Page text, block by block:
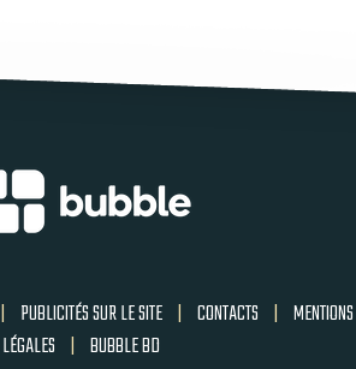
| PUBLICITÉS SUR LE SITE | CONTACTS | MENTIONS
LÉGALES | BUBBLE BD